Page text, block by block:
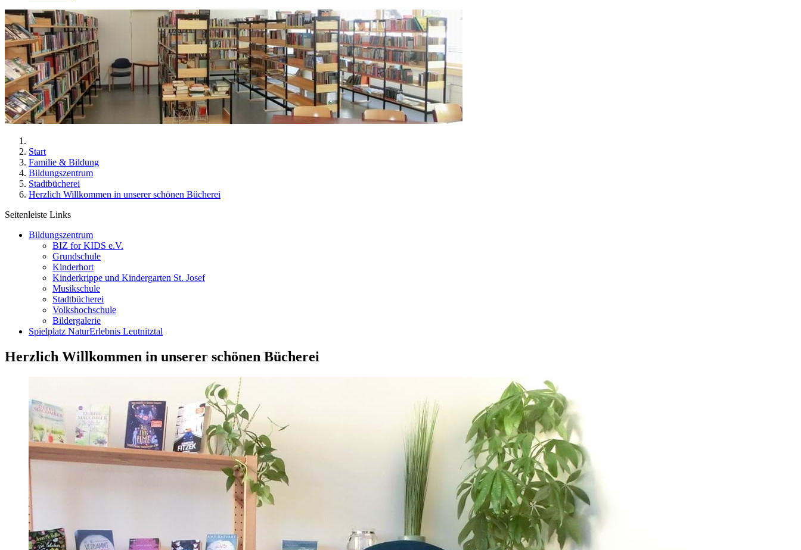
Start
Familie & Bildung
Bildungszentrum
Stadtbücherei
Herzlich Willkommen in unserer schönen Bücherei
Seitenleiste Links
Bildungszentrum
BIZ for KIDS e.V.
Grundschule
Kinderhort
Kinderkrippe und Kindergarten St. Josef
Musikschule
Stadtbücherei
Volkshochschule
Bildergalerie
Spielplatz NaturErlebnis Leutnitztal
Herzlich Willkommen in unserer schönen Bücherei